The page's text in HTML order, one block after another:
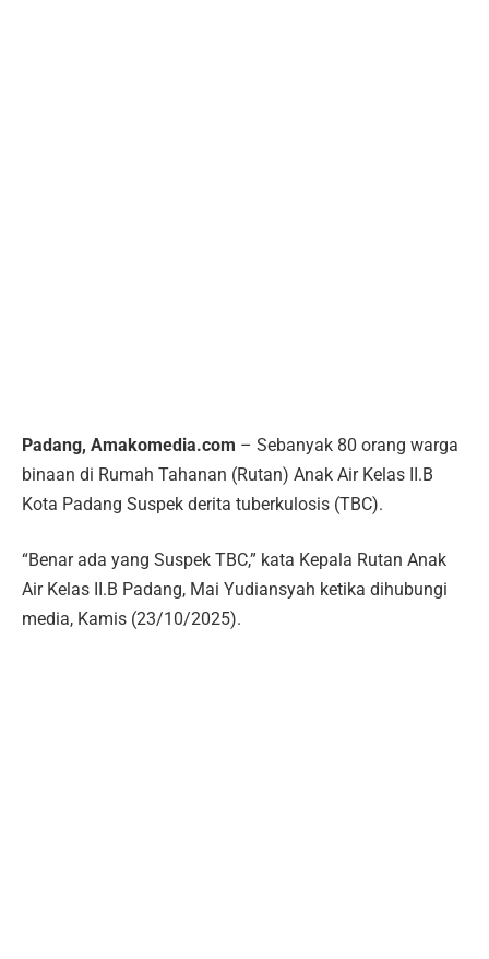
Padang, Amakomedia.com – Sebanyak 80 orang warga
binaan di Rumah Tahanan (Rutan) Anak Air Kelas II.B
Kota Padang Suspek derita tuberkulosis (TBC).
“Benar ada yang Suspek TBC,” kata Kepala Rutan Anak
Air Kelas II.B Padang, Mai Yudiansyah ketika dihubungi
media, Kamis (23/10/2025).